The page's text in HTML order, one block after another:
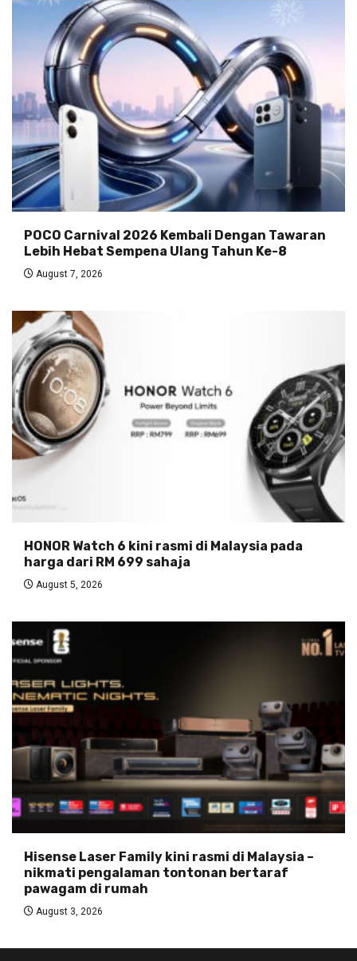
POCO Carnival 2026 Kembali Dengan Tawaran
Lebih Hebat Sempena Ulang Tahun Ke-8
August 7, 2026
HONOR Watch 6 kini rasmi di Malaysia pada
harga dari RM 699 sahaja
August 5, 2026
Hisense Laser Family kini rasmi di Malaysia –
nikmati pengalaman tontonan bertaraf
pawagam di rumah
August 3, 2026